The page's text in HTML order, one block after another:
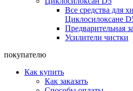
Все средства для
Циклосилоксане
Предварительная
Усилители чистки
покупателю
Как купить
Как заказать